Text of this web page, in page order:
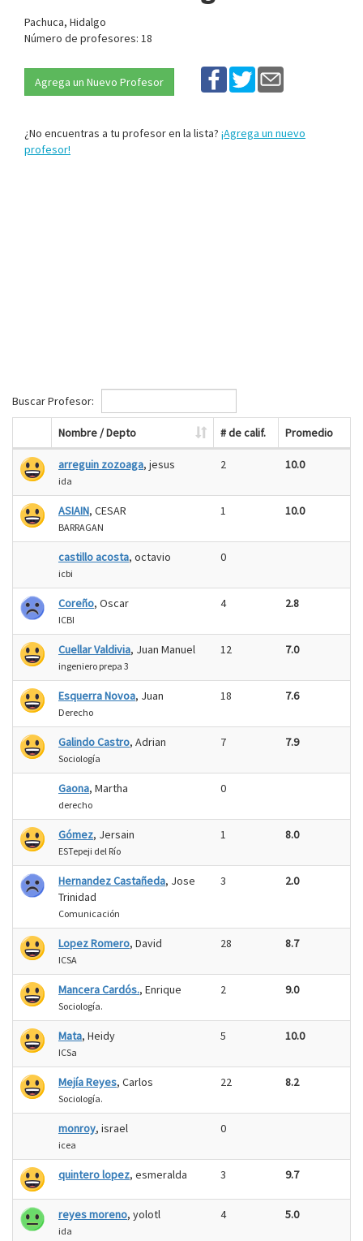
Pachuca, Hidalgo
Número de profesores: 18
Agrega un Nuevo Profesor
¿No encuentras a tu profesor en la lista? ¡Agrega un nuevo
profesor!
Buscar Profesor:
Nombre / Depto # de calif. Promedio
arreguin zozoaga, jesus
ida
2 10.0
ASIAIN, CESAR
BARRAGAN
1 10.0
castillo acosta, octavio
icbi
0
Coreño, Oscar
ICBI
4 2.8
Cuellar Valdivia, Juan Manuel
ingeniero prepa 3
12 7.0
Esquerra Novoa, Juan
Derecho
18 7.6
Galindo Castro, Adrian
Sociología
7 7.9
Gaona, Martha
derecho
0
Gómez, Jersain
ESTepeji del Río
1 8.0
Hernandez Castañeda, Jose
Trinidad
Comunicación
3 2.0
Lopez Romero, David
ICSA
28 8.7
Mancera Cardós., Enrique
Sociología.
2 9.0
Mata, Heidy
ICSa
5 10.0
Mejía Reyes, Carlos
Sociología.
22 8.2
monroy, israel
icea
0
quintero lopez, esmeralda 3 9.7
reyes moreno, yolotl
ida
4 5.0